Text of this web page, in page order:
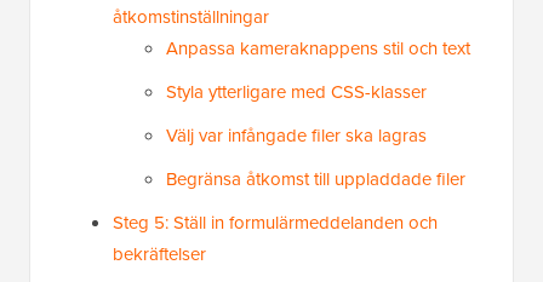
åtkomstinställningar
Anpassa kameraknappens stil och text
Styla ytterligare med CSS-klasser
Välj var infångade filer ska lagras
Begränsa åtkomst till uppladdade filer
Steg 5: Ställ in formulärmeddelanden och
bekräftelser